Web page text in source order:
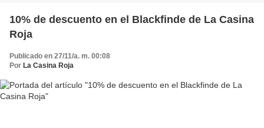
10% de descuento en el Blackfinde de La Casina
Roja
Publicado en 27/11/a. m. 00:08
Por La Casina Roja